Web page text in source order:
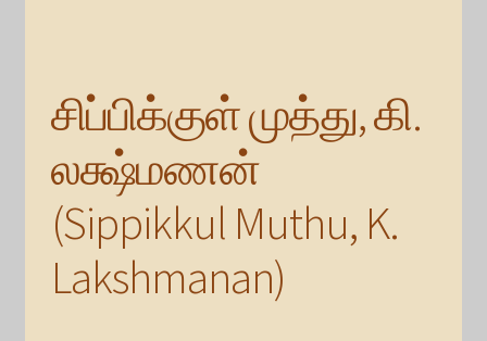
சிப்பிக்குள் முத்து, கி.
லக்ஷ்மணன்
(Sippikkul Muthu, K.
Lakshmanan)